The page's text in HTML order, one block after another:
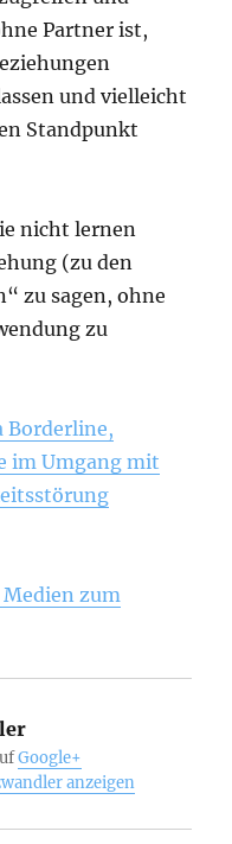
Partner ist,
und vielleicht
Standpunkt
nicht lernen
(zu den
zu sagen, ohne
zu
Borderline,
im Umgang mit
zum
Google+
anzeigen